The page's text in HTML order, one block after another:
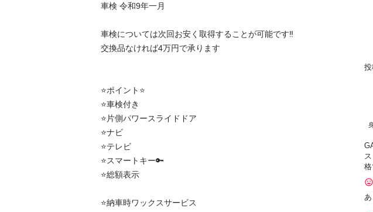
車検 令和9年一月
車検については次回お安く取得することが可能です‼️
交換品なければ4万円で承ります
⭐️ポイント⭐️
⭐️車検付き
⭐️片側パワースライドドア
⭐️ナビ
⭐️テレビ
⭐️スマートキー🔑
⭐️総額表示
⭐️納車時ワックスサービス
あ